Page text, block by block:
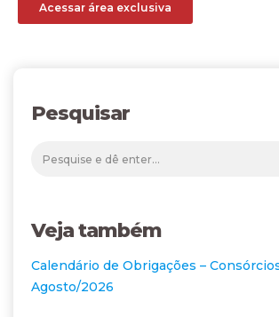
Acessar área exclusiva
Pesquisar
Veja também
Calendário de Obrigações –
Agosto/2026